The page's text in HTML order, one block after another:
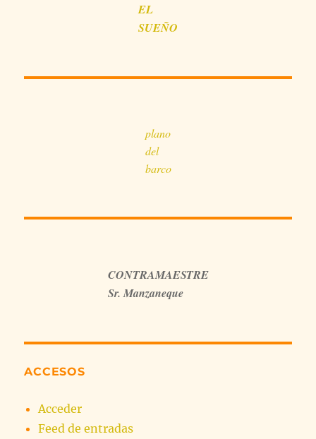
EL
SUEÑO
plano
del
barco
CONTRAMAESTRE
Sr. Manzaneque
ACCESOS
Acceder
Feed de entradas